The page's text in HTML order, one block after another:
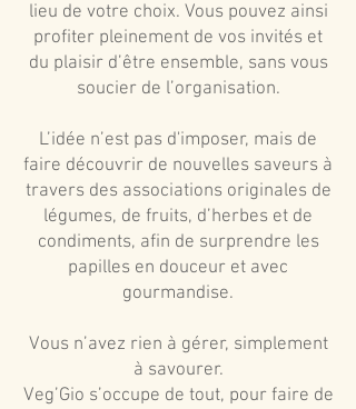
lieu de votre choix. Vous pouvez ainsi
profiter pleinement de vos invités et
du plaisir d’être ensemble, sans vous
soucier de l’organisation.
L’idée n’est pas d'imposer, mais de
faire découvrir de nouvelles saveurs à
travers des associations originales de
légumes, de fruits, d’herbes et de
condiments, afin de surprendre les
papilles en douceur et avec
gourmandise.
Vous n’avez rien à gérer, simplement
à savourer.
Veg’Gio s’occupe de tout, pour faire de